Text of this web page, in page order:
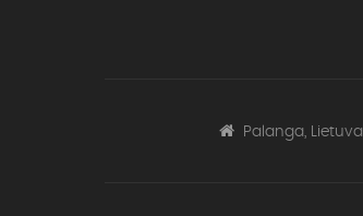
Palanga, Lietuva